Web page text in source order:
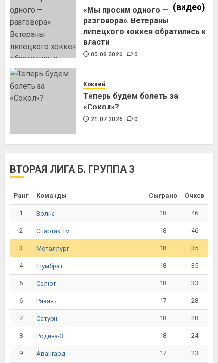
«Мы просим одного —
разговора». Ветераны
липецкого хоккея обратились к
власти
05.08.2026 0
Хоккей
Теперь будем болеть за
«Сокол»?
21.07.2026 0
ВТОРАЯ ЛИГА Б. ГРУППА 3
Ранг Команды Сыграно Очков
1 Волна 18 46
2 Спартак Тм 18 46
3 Металлург 18 35
4 Шумбрат 18 35
5 Салют 18 33
6 Рязань 17 28
7 Сатурн 18 28
8 Родина-3 18 24
9 Авангард 17 23